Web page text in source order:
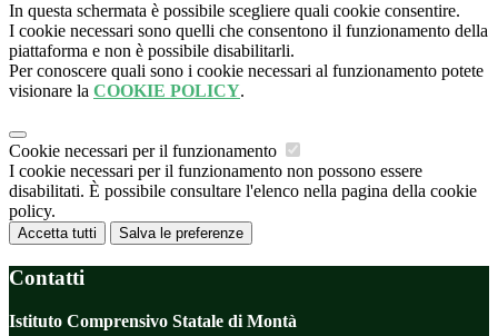
In questa schermata è possibile scegliere quali cookie consentire.
I cookie necessari sono quelli che consentono il funzionamento della
piattaforma e non è possibile disabilitarli.
Per conoscere quali sono i cookie necessari al funzionamento potete
visionare la COOKIE POLICY.
Cookie necessari per il funzionamento
I cookie necessari per il funzionamento non possono essere
disabilitati. È possibile consultare l'elenco nella pagina della cookie
policy.
Accetta tutti Salva le preferenze
Contatti
Istituto Comprensivo Statale di Montà